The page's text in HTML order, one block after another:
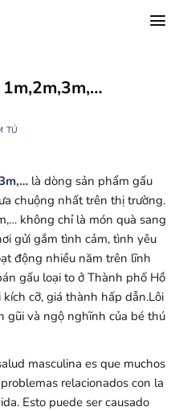
TÚ
là dòng sản phẩm gấu
chuộng nhất trên thị trường.
không chỉ là món quà sang
gửi gắm tình cảm, tình yêu
động nhiều năm trên lĩnh
gấu loại to ở Thành phố Hồ
cỡ, giá thành hấp dẫn.Lôi
gũi và ngộ nghĩnh của bé thú
masculina es que muchos
relacionados con la
Esto puede ser causado